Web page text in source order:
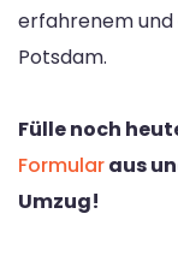
erfahrenem und
Potsdam.
Fülle noch
Formularaus
Umzug!